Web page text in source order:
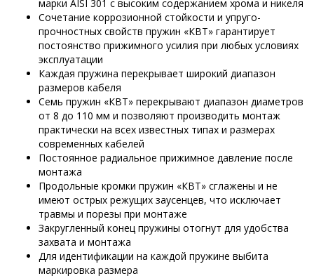
марки AISI 301 с высоким содержанием хрома и никеля
Сочетание коррозионной стойкости и упруго-
прочностных свойств пружин «КВТ» гарантирует
постоянство прижимного усилия при любых условиях
эксплуатации
Каждая пружина перекрывает широкий диапазон
размеров кабеля
Семь пружин «КВТ» перекрывают диапазон диаметров
от 8 до 110 мм и позволяют производить монтаж
практически на всех известных типах и размерах
современных кабелей
Постоянное радиальное прижимное давление после
монтажа
Продольные кромки пружин «КВТ» сглажены и не
имеют острых режущих заусенцев, что исключает
травмы и порезы при монтаже
Закругленный конец пружины отогнут для удобства
захвата и монтажа
Для идентификации на каждой пружине выбита
маркировка размера